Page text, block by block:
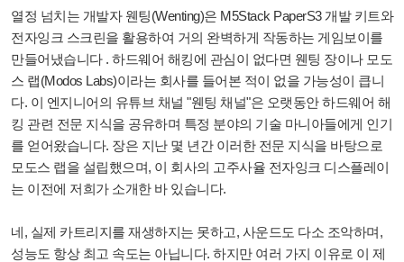
열정 넘치는 개발자 웬팅(Wenting)은 M5Stack PaperS3 개발 키트와
전자잉크 스크린을 활용하여 거의 완벽하게 작동하는 게임보이를
만들어냈습니다 . 하드웨어 해킹에 관심이 없다면 웬팅 장이나 모도
스 랩(Modos Labs)이라는 회사를 들어본 적이 없을 가능성이 큽니
다. 이 엔지니어의 유튜브 채널 "웬팅 채널"은 오랫동안 하드웨어 해
킹 관련 전문 지식을 공유하며 특정 분야의 기술 마니아들에게 인기
를 얻어왔습니다. 장은 지난 몇 년간 이러한 전문 지식을 바탕으로
모도스 랩을 설립했으며, 이 회사의 고주사율 전자잉크 디스플레이
는 이전에 저희가 소개한 바 있습니다.
네, 실제 카트리지를 재생하지는 못하고, 사운드도 다소 조악하며,
성능도 항상 최고 속도는 아닙니다. 하지만 여러 가지 이유로 이 제